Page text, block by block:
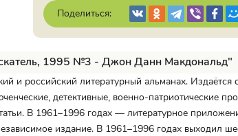
Поделиться:
1995 №3 - Джон Данн Макдональд"
и российский литературный альманах. Издаётся
детективные, военно-патриотические
В 1961–1996 годах — литературное
издание. В 1961–1996 годах выходил